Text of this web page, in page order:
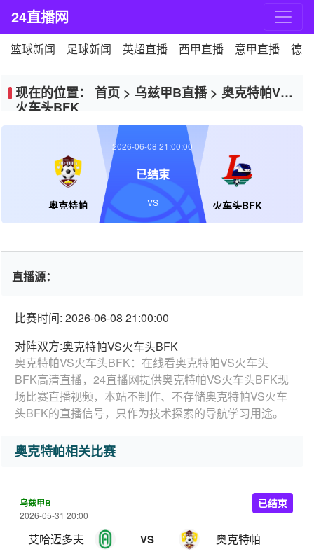
24直播网
篮球新闻 足球新闻 英超直播 西甲直播 意甲直播 德
现在的位置： 首页 > 乌兹甲B直播> 奥克特帕VS
火车头BFK
奥克特帕 火车头BFK
2026-06-08 21:00:00
已结束
VS
直播源：
比赛时间: 2026-06-08 21:00:00
对阵双方:奥克特帕VS火车头BFK
奥克特帕VS火车头BFK：在线看奥克特帕VS火车头
BFK高清直播，24直播网提供奥克特帕VS火车头BFK现
场比赛直播视频，本站不制作、不存储奥克特帕VS火车
头BFK的直播信号，只作为技术探索的导航学习用途。
奥克特帕相关比赛
乌兹甲B
2026-05-31 20:00
艾哈迈多夫 VS 奥克特帕
已结束